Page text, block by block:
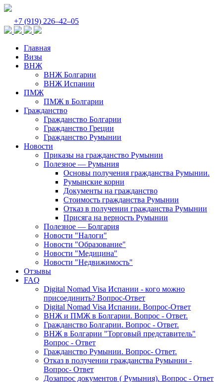
+7 (919) 226‒42‒05
Главная
Визы
ВНЖ
ВНЖ Болгарии
ВНЖ Испании
ПМЖ
ПМЖ в Болгарии
Гражданство
Гражданство Болгарии
Гражданство Греции
Гражданство Румынии
Новости
Приказы на гражданство Румынии
Полезное — Румыния
Основы получения гражданства Румынии.
Румынские корни
Документы на гражданство
Стоимость гражданства Румынии
Отказ в получении гражданства Румынии
Присяга на верность Румынии
Полезное — Болгария
Новости "Налоги"
Новости "Образование"
Новости "Медицина"
Новости "Недвижимость"
Отзывы
FAQ
Digital Nomad Visa Испании - кого можно
присоединить? Вопрос-Ответ
Digital Nomad Visa Испании. Вопрос-Ответ
ВНЖ и ПМЖ в Болгарии. Вопрос - Ответ.
Гражданство Болгарии. Вопрос - Ответ.
ВНЖ в Болгарии "Торговый представитель"
Вопрос - Ответ
Гражданство Румынии. Вопрос- Ответ.
Отказ в получении гражданства Румынии -
Вопрос- Ответ
Дозапрос документов ( Румыния). Вопрос - Ответ